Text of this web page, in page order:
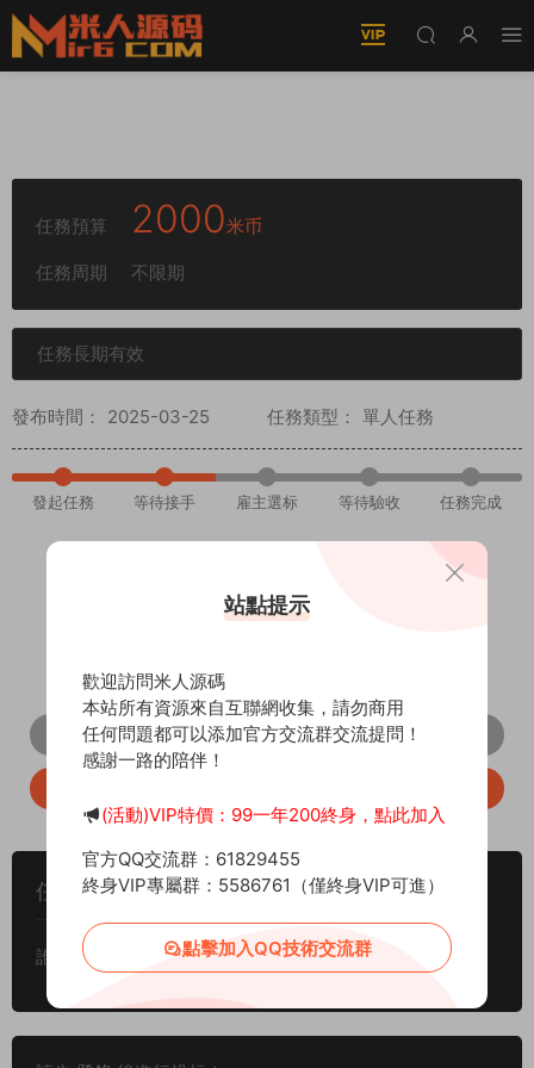
任務預算 2000米币
任務周期 不限期
任務長期有效
發布時間： 2025-03-25 任務類型： 單人任務
發起任務 等待接手 雇主選标 等待驗收 任務完成
QQ聯系TA
任務描述
誰有青山H5–lava引擎的傳奇，有源代碼帶技術的聯系。
站點提示
歡迎訪問米人源碼
本站所有資源來自互聯網收集，請勿商用
任何問題都可以添加官方交流群交流提問！
感謝一路的陪伴！
(活動)VIP特價：99一年200終身，點此加入
官方QQ交流群：61829455
終身VIP專屬群：5586761（僅終身VIP可進）
點擊加入QQ技術交流群